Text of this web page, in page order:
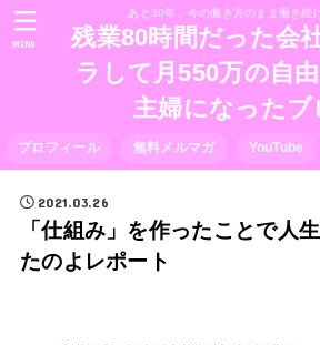
あと30年、今の働き方のまま働き続
残業80時間だった会
ラして月550万の自
主婦になったブ
プロフィール 無料メルマガ YouTube
MENU
2021.03.26
「仕組み」を作ったことで人
たのよレポート